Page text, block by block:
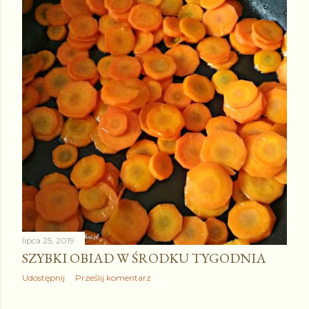
lipca 26, 2019
LENIWE, NA KONIEC TYGODNIA
Udostępnij Prześlij komentarz
lipca 25, 2019
SZYBKI OBIAD W ŚRODKU TYGODNIA
Udostępnij Prześlij komentarz